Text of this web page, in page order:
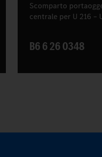
Scomparto
centrale per U 216 –
B6 6 26 0348